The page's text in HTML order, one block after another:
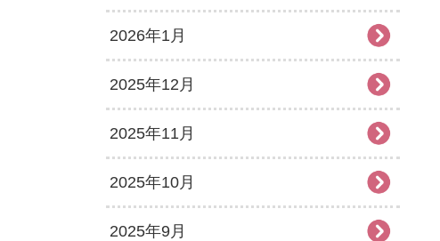
2026年1月
2025年12月
2025年11月
2025年10月
2025年9月